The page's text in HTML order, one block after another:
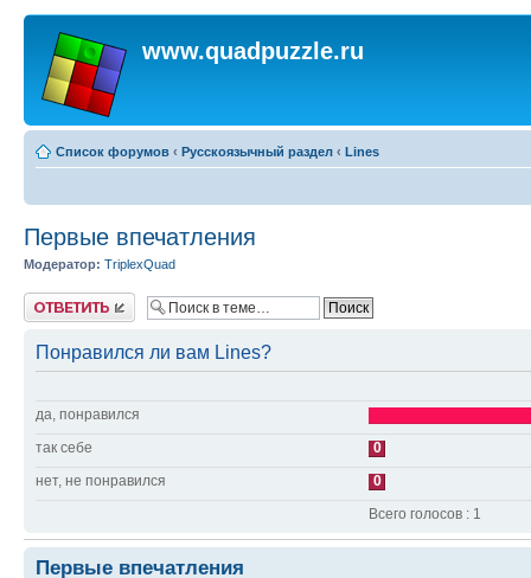
www.quadpuzzle.ru
Список форумов ‹ Русскоязычный раздел ‹ Lines
Первые впечатления
Модератор: TriplexQuad
Ответить
Понравился ли вам Lines?
да, понравился
так себе
0
нет, не понравился
0
Всего голосов : 1
Первые впечатления